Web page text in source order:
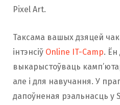
Pixel Art.
Таксама вашых дзяцей
інтэнсіў Online IT-Camp. Ён
выкарыстоўваць
але і для навучання. У
дапоўненая рэальнасць у